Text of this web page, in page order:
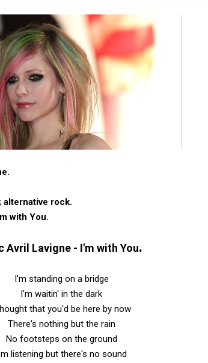
‎alternative rock‎.
with You.
Avril Lavigne - I'm with You.
I'm standing on a bridge
I'm waitin' in the dark
that you'd be here by now
There's nothing but the rain
No footsteps on the ground
listening but there's no sound